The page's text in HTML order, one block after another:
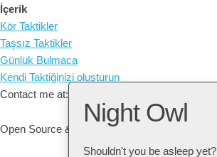
İçerik
Kör Taktikler
Taşsız Taktikler
Günlük Bulmaca
Kendi Taktiğinizi oluşturun
Contact me at: arne@listudy.org
Open Source & Free Software:
Night Owl
Shouldn't you be asleep yet?